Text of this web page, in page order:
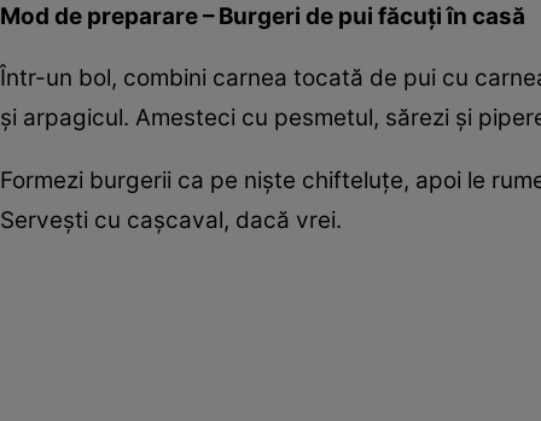
Mod de preparare – Burgeri de pui făcuţi în casă
Într-un bol, combini carnea tocată de pui cu
şi arpagicul. Amesteci cu pesmetul, sărezi şi
Formezi burgerii ca pe nişte chifteluţe, apoi le
Serveşti cu caşcaval, dacă vrei.